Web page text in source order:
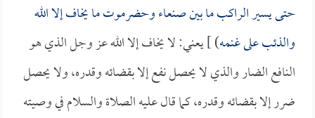
حتى يسير الراكب ما بين صنعاء وحضرموت ما يخاف إلا الله
والذئب على غنمه) ] يعني: لا يخاف إلا الله عز وجل الذي هو
النافع الضار والذي لا يحصل نفع إلا بقضائه وقدره، ولا يحصل
ضرر إلا بقضائه وقدره، كما قال عليه الصلاة والسلام في وصيته